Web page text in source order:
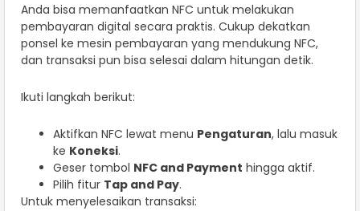
Anda bisa memanfaatkan NFC untuk melakukan
pembayaran digital secara praktis. Cukup dekatkan
ponsel ke mesin pembayaran yang mendukung NFC,
dan transaksi pun bisa selesai dalam hitungan detik.
Ikuti langkah berikut:
Aktifkan NFC lewat menu Pengaturan, lalu masuk
ke Koneksi.
Geser tombol NFC and Payment hingga aktif.
Pilih fitur Tap and Pay.
Untuk menyelesaikan transaksi: